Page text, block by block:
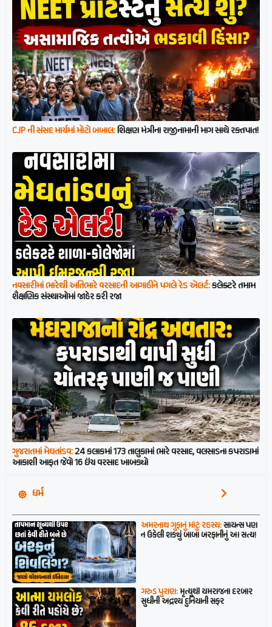
CJP ની સંસદ માર્ચમાં મોટો બબાલ:શિક્ષણ મંત્રીના રાજીનામાની માગ સાથે રક્તપાત!
નવસારીમાં ભારેથી અતિભારે વરસાદની આગાહીને પગલે રેડ એલર્ટ:કલેક્ટરે તમામ
શૈક્ષણિક સંસ્થાઓમાં જાહેર કરી રજા
ગુજરાતમાં મેઘતાંડવ:24 કલાકમાં 173 તાલુકામાં ભારે વરસાદ, વલસાડના કપરાડામાં
આકાશી આફત જેવો 16 ઇંચ વરસાદ ખાબક્યો
ધર્મ
અમરનાથ ગુફાનું મોટું રહસ્ય:સાયન્સ પણ
ન ઉકેલી શક્યું બાબા બરફાનીનું આ સત્ય!
ગરુડ પુરાણ:મૃત્યુથી યમરાજના દરબાર
સુધીની અદ્રશ્ય દુનિયાની સફર